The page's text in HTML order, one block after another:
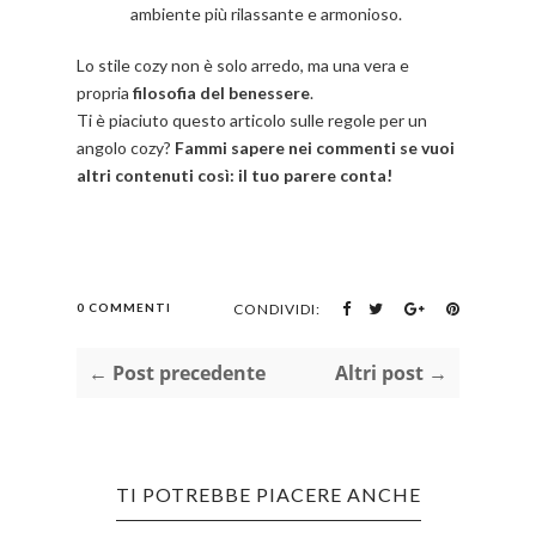
ambiente più rilassante e armonioso.
Lo stile cozy non è solo arredo, ma una vera e
propria filosofia del benessere.
Ti è piaciuto questo articolo sulle regole per un
angolo cozy? Fammi sapere nei commenti se vuoi
altri contenuti così: il tuo parere conta!
0 COMMENTI CONDIVIDI:
← Post precedente Altri post →
TI POTREBBE PIACERE ANCHE